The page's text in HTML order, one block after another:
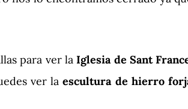
para ver laIglesia de Sant
ver laescultura de hierro